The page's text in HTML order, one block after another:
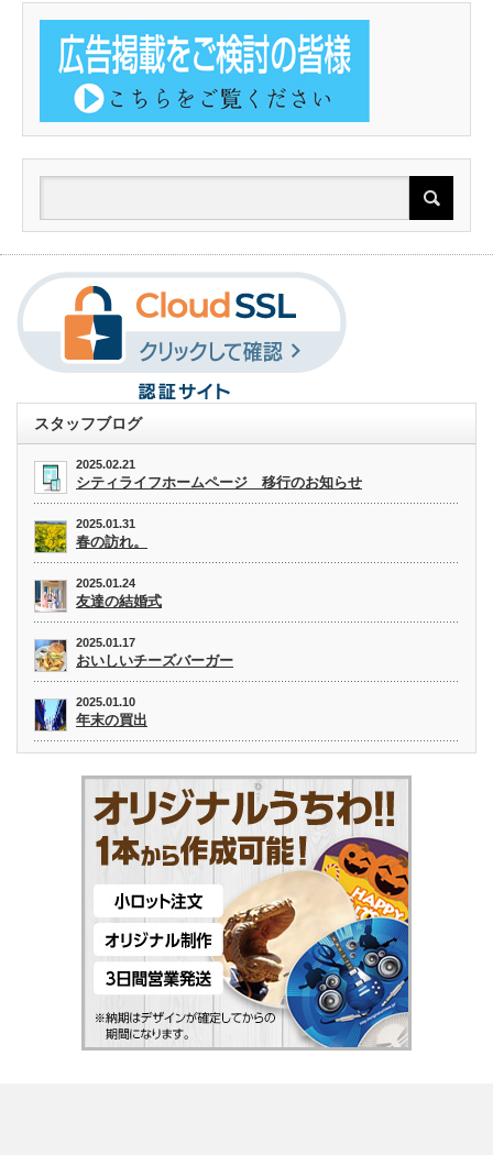
スタッフブログ
2025.02.21
シティライフホームページ 移行のお知らせ
2025.01.31
春の訪れ。
2025.01.24
友達の結婚式
2025.01.17
おいしいチーズバーガー
2025.01.10
年末の買出